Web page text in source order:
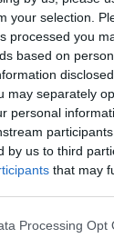
your selection.
processed you
based on
may separately
personal
by us to third
that may
this website/app
Processing Opt
vagy adat
is folyamatban
– hangsúlyozza